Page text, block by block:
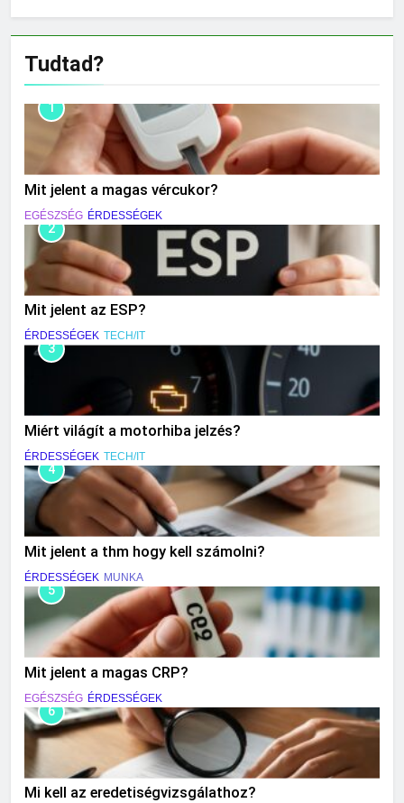
Tudtad?
1
Mit jelent a magas vércukor?
EGÉSZSÉG ÉRDESSÉGEK
2
Mit jelent az ESP?
ÉRDESSÉGEK TECH/IT
3
Miért világít a motorhiba jelzés?
ÉRDESSÉGEK TECH/IT
4
Mit jelent a thm hogy kell számolni?
ÉRDESSÉGEK MUNKA
5
Mit jelent a magas CRP?
EGÉSZSÉG ÉRDESSÉGEK
6
Mi kell az eredetiségvizsgálathoz?